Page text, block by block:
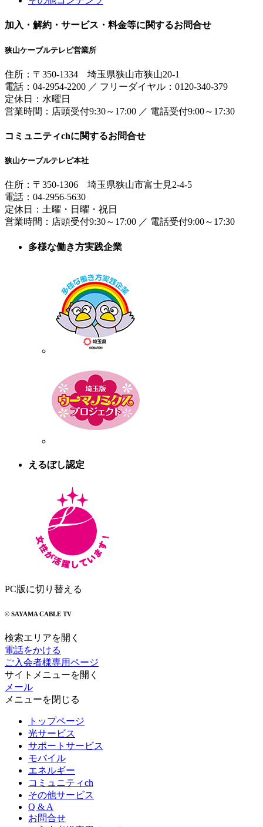
加入・解約・サービス・料金等に関するお問合せ
狭山ケーブルテレビ営業所
住所： 〒350-1334 埼玉県狭山市狭山20-1
電話： 04-2954-2200 ／ フリーダイヤル：0120-340-379
定休日：水曜日
営業時間： 店頭受付9:30～17:00 ／ 電話受付9:00～17:30
コミュニティchに関するお問合せ
狭山ケーブルテレビ本社
住所： 〒350-1306 埼玉県狭山市富士見2-4-5
電話： 04-2956-5630
定休日：土曜・日曜・祝日
営業時間： 店頭受付9:30～17:00 ／ 電話受付9:00～17:30
多様な働き方実践企業
えるぼし認定
PC版に切り替える
© SAYAMA CABLE TV
検索エリアを開く
電話をかける
ご入会者様専用ページ
サイトメニューを開く
メール
メニューを閉じる
トップページ
光サービス
サポートサービス
モバイル
エネルギー
コミュニティch
その他サービス
Q & A
お問合せ